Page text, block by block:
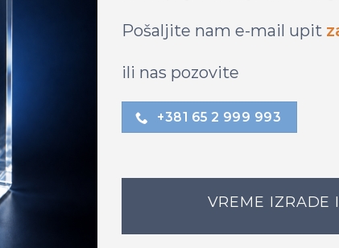
Pošaljite nam e-mail upit
ili nas pozovite
+381 65 2 999 993
VREME IZRADE